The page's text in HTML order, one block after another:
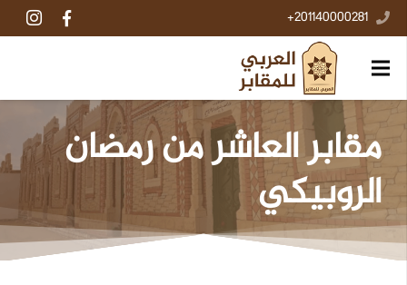
201140000281+
مقابر العاشر من رمضان
الروبيكي